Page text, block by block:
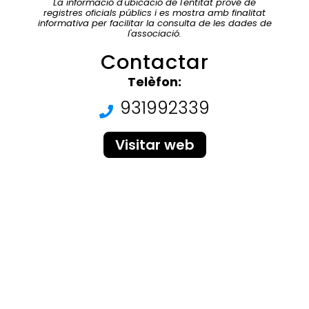
registres oficials públics i es mostra amb finalitat
informativa per facilitar la consulta de les dades de
l'associació.
Contactar
Telèfon:
931992339
Visitar web